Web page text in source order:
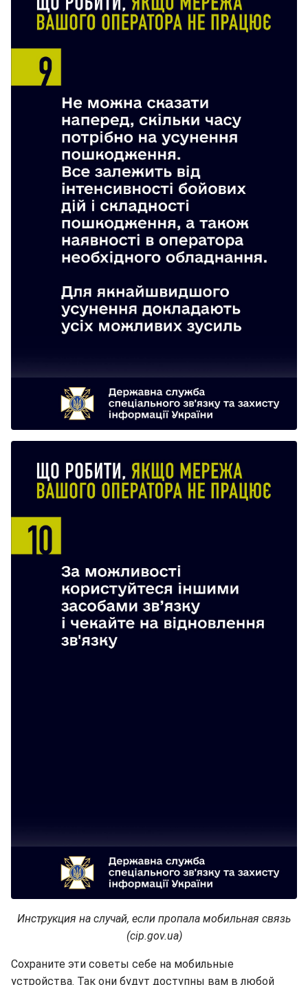
Инструкция на случай, если пропала мобильная связь
(cip.gov.ua)
Сохраните эти советы себе на мобильные
устройства. Так они будут доступны вам в любой